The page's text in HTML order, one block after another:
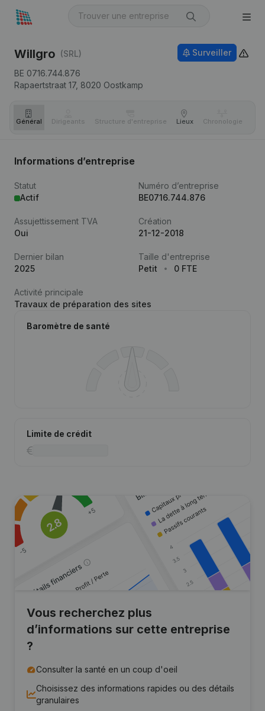
Willgro (SRL)
BE 0716.744.876
Rapaertstraat 17, 8020 Oostkamp
Surveiller
Général Dirigeants Structure d'entreprise Lieux Chronologie
Informations d’entreprise
Statut
Actif
Numéro d’entreprise
BE0716.744.876
Assujettissement TVA
Oui
Création
21-12-2018
Dernier bilan
2025
Taille d'entreprise
Petit
0 FTE
Activité principale
Travaux de préparation des sites
Baromètre de santé
Limite de crédit
Vous recherchez plus
d’informations sur cette entreprise
?
Consulter la santé en un coup d'oeil
Choisissez des informations rapides ou des détails
granulaires